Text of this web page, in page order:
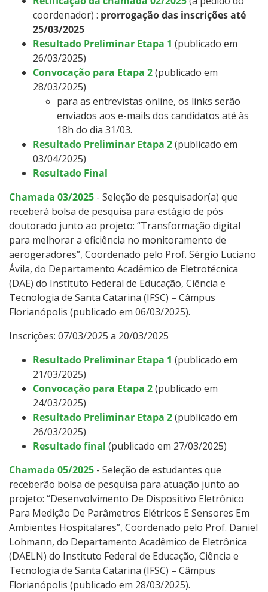
coordenador) : prorrogação das inscrições até
25/03/2025
Resultado Preliminar Etapa 1 (publicado em
26/03/2025)
Convocação para Etapa 2(publicado em
28/03/2025)
para as entrevistas online, os links serão
enviados aos e-mails dos candidatos até às
18h do dia 31/03.
Resultado Preliminar Etapa 2(publicado em
03/04/2025)
Resultado Final
Chamada 03/2025 - Seleção de pesquisador(a) que
receberá bolsa de pesquisa para estágio de pós
doutorado junto ao projeto: “Transformação digital
para melhorar a eficiência no monitoramento de
aerogeradores”, Coordenado pelo Prof. Sérgio Luciano
Ávila, do Departamento Acadêmico de Eletrotécnica
(DAE) do Instituto Federal de Educação, Ciência e
Tecnologia de Santa Catarina (IFSC) – Câmpus
Florianópolis (publicado em 06/03/2025).
Inscrições: 07/03/2025 a 20/03/2025
Resultado Preliminar Etapa 1 (publicado em
21/03/2025)
Convocação para Etapa 2(publicado em
24/03/2025)
Resultado Preliminar Etapa 2(publicado em
26/03/2025)
Resultado final (publicado em 27/03/2025)
Chamada 05/2025 - Seleção de estudantes que
receberão bolsa de pesquisa para atuação junto ao
projeto: “Desenvolvimento De Dispositivo Eletrônico
Para Medição De Parâmetros Elétricos E Sensores Em
Ambientes Hospitalares”, Coordenado pelo Prof. Daniel
Lohmann, do Departamento Acadêmico de Eletrônica
(DAELN) do Instituto Federal de Educação, Ciência e
Tecnologia de Santa Catarina (IFSC) – Câmpus
Florianópolis (publicado em 28/03/2025).